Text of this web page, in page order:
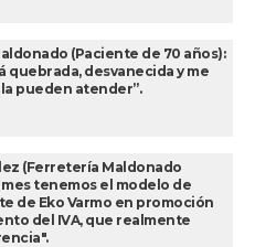
(Paciente de 70 años):
quebrada, desvanecida y me
pueden atender”.
(Ferretería Maldonado
mes tenemos el modelo de
de Eko Varmo en promoción
del IVA, que realmente